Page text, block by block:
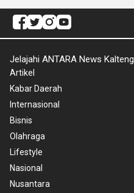
Jelajahi ANTARA News Kalteng
Artikel
Kabar Daerah
Internasional
Bisnis
Olahraga
Lifestyle
Nasional
Nusantara